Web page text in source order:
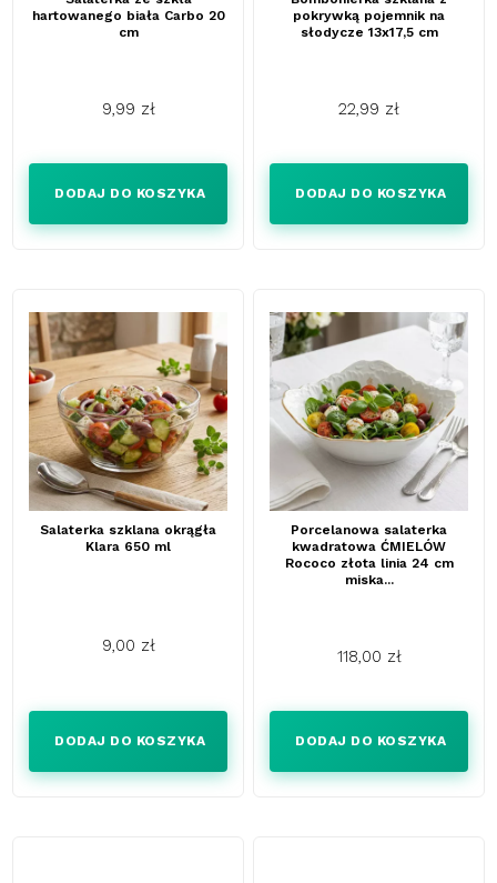
hartowanego biała Carbo 20
cm
9,99 zł
DODAJ DO KOSZYKA
pokrywką pojemnik na
słodycze 13x17,5 cm
22,99 zł
DODAJ DO KOSZYKA
Salaterka szklana okrągła
Klara 650 ml
9,00 zł
DODAJ DO KOSZYKA
Porcelanowa salaterka
kwadratowa ĆMIELÓW
Rococo złota linia 24 cm
miska...
118,00 zł
DODAJ DO KOSZYKA